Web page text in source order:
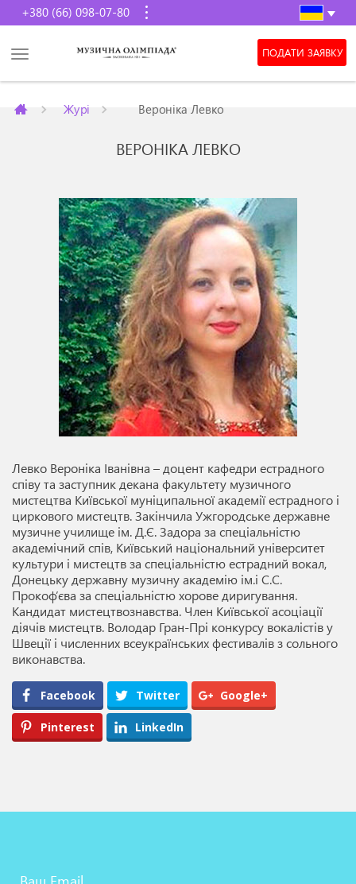
+380 (66) 098-07-80
ПОДАТИ ЗАЯВКУ
Журі Вероніка Левко
ВЕРОНІКА ЛЕВКО
Левко Вероніка Іванівна – доцент кафедри естрадного
співу та заступник декана факультету музичного
мистецтва Київської муніципальної академії естрадного і
циркового мистецтв. Закінчила Ужгородське державне
музичне училище ім. Д.Є. Задора за спеціальністю
академічний спів, Київський національний університет
культури і мистецтв за спеціальністю естрадний вокал,
Донецьку державну музичну академію ім.і С.С.
Прокоф’єва за спеціальністю хорове диригування.
Кандидат мистецтвознавства. Член Київської асоціації
діячів мистецтв. Володар Гран-Прі конкурсу вокалістів у
Швеції і численних всеукраїнських фестивалів з сольного
виконавства.
Facebook Twitter Google+
Pinterest LinkedIn